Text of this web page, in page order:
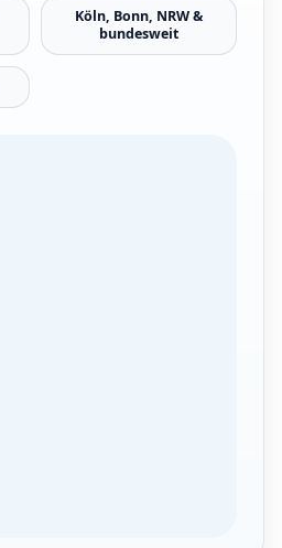
Köln, Bonn, NRW &
bundesweit